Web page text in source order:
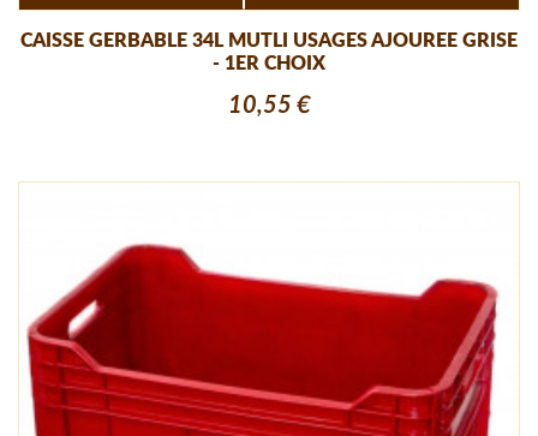
CAISSE GERBABLE 34L MUTLI USAGES AJOUREE GRISE
- 1ER CHOIX
10,55 €